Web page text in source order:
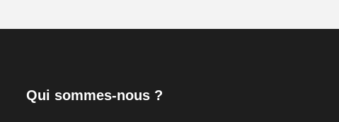
Qui sommes-nous ?